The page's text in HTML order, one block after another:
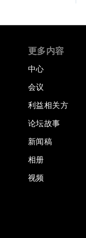
更多内容
中心
会议
利益相关方
论坛故事
新闻稿
相册
视频